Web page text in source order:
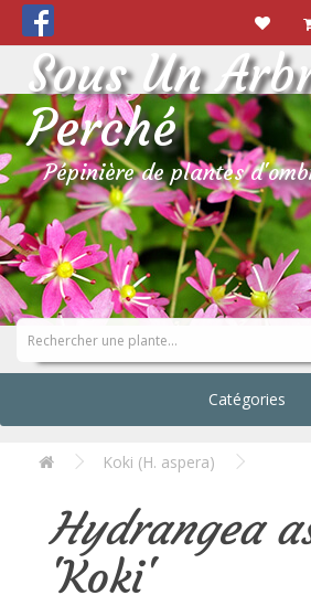
Sous Un
Perché
Pépinière de plantes
Catégories
Koki (H. aspera)
Hydrangea
'Koki'